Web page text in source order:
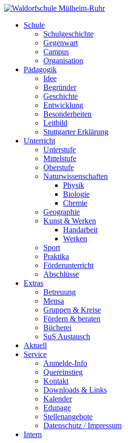
Schule
Schulgeschichte
Gegenwart
Campus
Organisation
Pädagogik
Idee
Begründer
Geschichte
Entwicklung
Besonderheiten
Leitbild
Stuttgarter Erklärung
Unterricht
Unterstufe
Mittelstufe
Oberstufe
Naturwissenschaften
Physik
Biologie
Chemie
Geographie
Kunst & Werken
Handarbeit
Werken
Sport
Praktika
Förderunterricht
Abschlüsse
Extras
Betreuung
Mensa
Gruppen & Kreise
Fördern & beraten
Bücherei
SuS Austausch
Aktuell
Service
Anmelde-Info
Quereinstieg
Kontakt
Downloads & Links
Kalender
Edupage
Stellenangebote
Datenschutz / Impressum
Intern